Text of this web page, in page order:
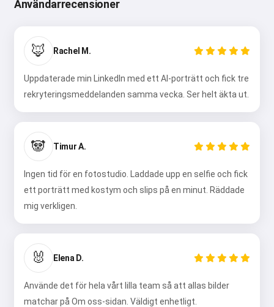
Användarrecensioner
🦊 Rachel M.
Uppdaterade min LinkedIn med ett AI-porträtt och fick tre
rekryteringsmeddelanden samma vecka. Ser helt äkta ut.
🐼 Timur A.
Ingen tid för en fotostudio. Laddade upp en selfie och fick
ett porträtt med kostym och slips på en minut. Räddade
mig verkligen.
🐰 Elena D.
Använde det för hela vårt lilla team så att allas bilder
matchar på Om oss-sidan. Väldigt enhetligt.